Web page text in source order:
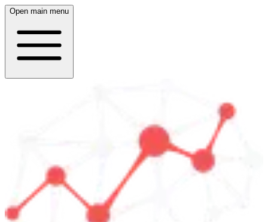
Open main menu